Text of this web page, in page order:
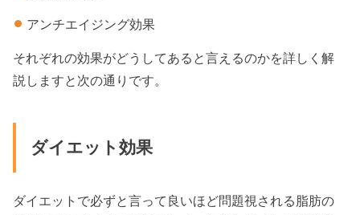
アンチエイジング効果
それぞれの効果がどうしてあると言えるのかを詳しく解
説しますと次の通りです。
ダイエット効果
ダイエットで必ずと言って良いほど問題視される脂肪の